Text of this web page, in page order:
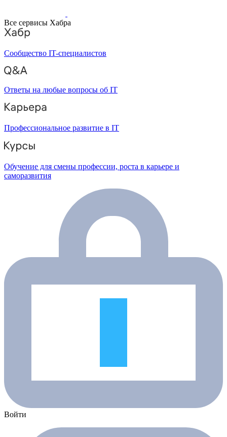
Все сервисы Хабра
Сообщество IT-специалистов
Ответы на любые вопросы об IT
Профессиональное развитие в IT
Обучение для смены профессии, роста в карьере и
саморазвития
Войти